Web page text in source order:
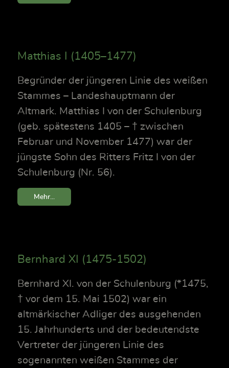
Matthias I (1405–1477)
Begründer der jüngeren Linie des weißen
Stammes – Landeshauptmann der
Altmark. Matthias I von der Schulenburg
(geb. spätestens 1405 – † zwischen
Februar und November 1477) war der
jüngste Sohn des Ritters Fritz I von der
Schulenburg (Nr. 56).
Mehr...
Bernhard XI (1475-1502)
Bernhard XI. von der Schulenburg (*1475,
† vor dem 15. Mai 1502) war ein
altmärkischer Adliger des ausgehenden
15. Jahrhunderts und der bedeutendste
Vertreter der jüngeren Linie des
sogenannten weißen Stammes der